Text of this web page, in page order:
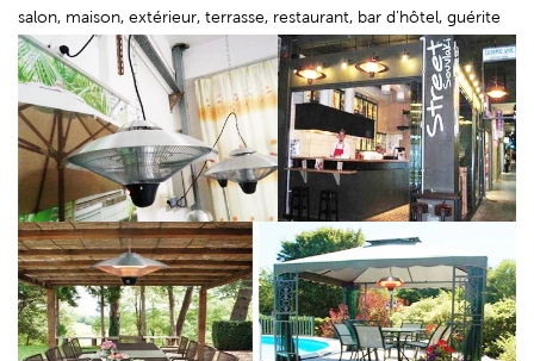
salon, maison, extérieur, terrasse, restaurant, bar d'hôtel, guérite